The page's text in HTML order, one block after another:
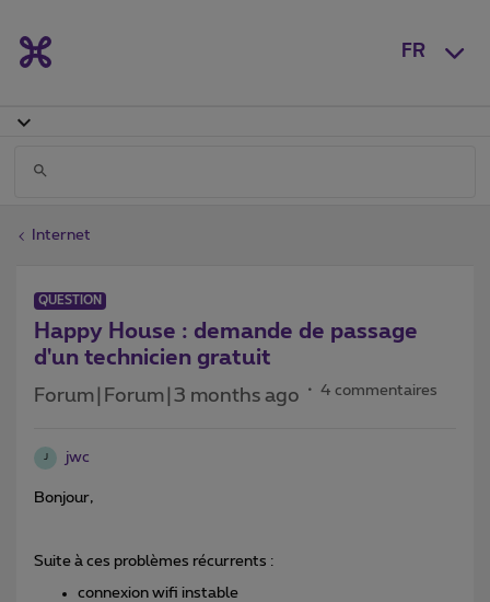
FR
Internet
QUESTION
Happy House : demande de passage
d'un technicien gratuit
Forum|Forum|3 months ago 4 commentaires
J jwc
Bonjour,
Suite à ces problèmes récurrents :
connexion wifi instable